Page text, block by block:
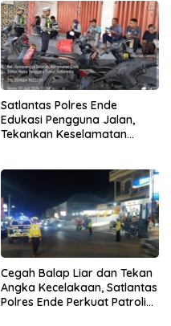
Satlantas Polres Ende
Edukasi Pengguna Jalan,
Tekankan Keselamatan
Cegah Balap Liar dan Tekan
Angka Kecelakaan, Satlantas
Polres Ende Perkuat Patroli